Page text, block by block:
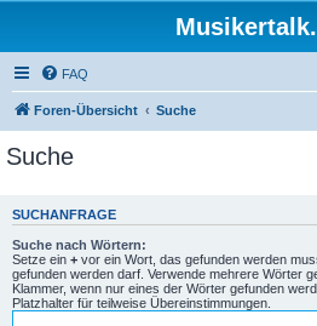
FAQ
Foren-Übersicht Suche
Suche
SUCHANFRAGE
Suche nach Wörtern:
Setze ein + vor ein Wort, das gefunden werden
gefunden werden darf. Verwende mehrere Wörter
Klammer, wenn nur eines der Wörter gefunden
Platzhalter für teilweise Übereinstimmungen.